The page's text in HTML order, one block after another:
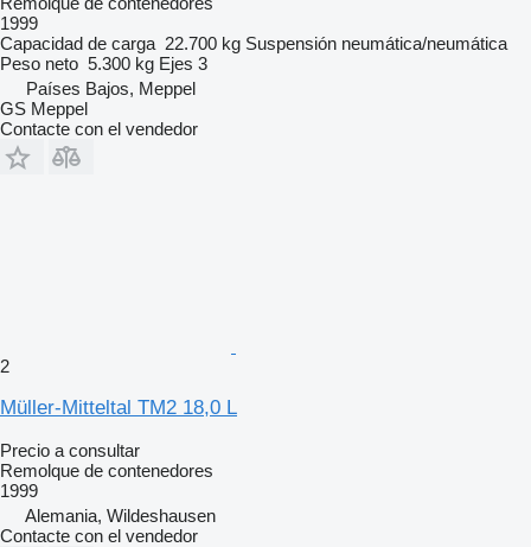
1999
Capacidad de carga 22.700 kg Suspensión neumática/neumática
Peso neto 5.300 kg Ejes 3
Países Bajos, Meppel
GS Meppel
Contacte con el vendedor
2
Müller-Mitteltal TM2 18,0 L
Precio a consultar
Remolque de contenedores
1999
Alemania, Wildeshausen
Contacte con el vendedor